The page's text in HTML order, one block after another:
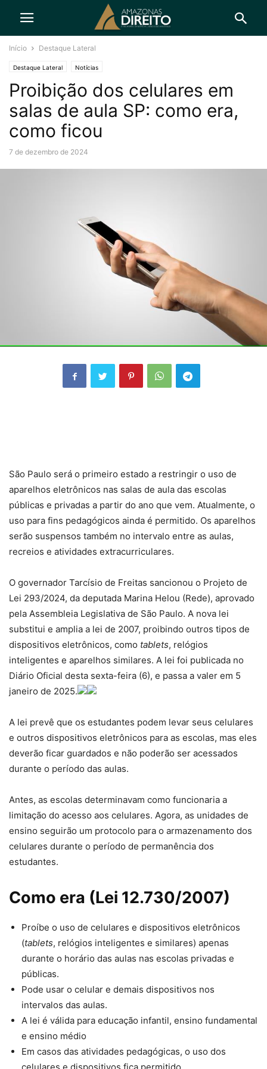
Início Destaque Lateral
Destaque Lateral Notícias
Proibição dos celulares em
salas de aula SP: como era,
como ficou
7 de dezembro de 2024
São Paulo será o primeiro estado a restringir o uso de
aparelhos eletrônicos nas salas de aula das escolas
públicas e privadas a partir do ano que vem. Atualmente, o
uso para fins pedagógicos ainda é permitido. Os aparelhos
serão suspensos também no intervalo entre as aulas,
recreios e atividades extracurriculares.
O governador Tarcísio de Freitas sancionou o Projeto de
Lei 293/2024, da deputada Marina Helou (Rede), aprovado
pela Assembleia Legislativa de São Paulo. A nova lei
substitui e amplia a lei de 2007, proibindo outros tipos de
dispositivos eletrônicos, como tablets, relógios
inteligentes e aparelhos similares. A lei foi publicada no
Diário Oficial desta sexta-feira (6), e passa a valer em 5
janeiro de 2025.
A lei prevê que os estudantes podem levar seus celulares
e outros dispositivos eletrônicos para as escolas, mas eles
deverão ficar guardados e não poderão ser acessados
durante o período das aulas.
Antes, as escolas determinavam como funcionaria a
limitação do acesso aos celulares. Agora, as unidades de
ensino seguirão um protocolo para o armazenamento dos
celulares durante o período de permanência dos
estudantes.
Como era (Lei 12.730/2007)
Proíbe o uso de celulares e dispositivos eletrônicos
(tablets, relógios inteligentes e similares) apenas
durante o horário das aulas nas escolas privadas e
públicas.
Pode usar o celular e demais dispositivos nos
intervalos das aulas.
A lei é válida para educação infantil, ensino fundamental
e ensino médio
Em casos das atividades pedagógicas, o uso dos